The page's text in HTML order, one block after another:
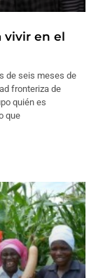
vivir en el
de seis meses de
fronteriza de
quién es
que